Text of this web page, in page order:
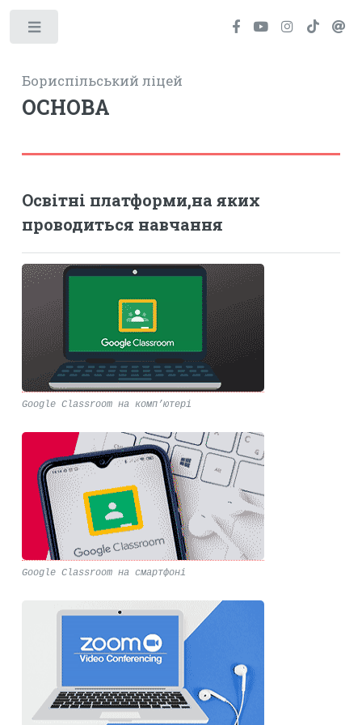
Бориспільський ліцей
ОСНОВА
Освітні платформи,на яких
проводиться навчання
Google Classroom на комп’ютері
Google Classroom на смартфоні